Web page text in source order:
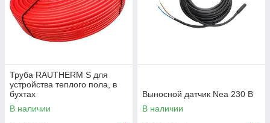
Труба RAUTHERM S для
устройства теплого пола, в
бухтах
В наличии
Выносной датчик Nea 230 В
В наличии